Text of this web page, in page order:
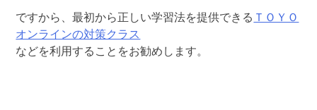
ですから、最初から正しい学習法を提供できる ＴＯＹＯ
オンラインの対策クラス
などを利用することをお勧めします。